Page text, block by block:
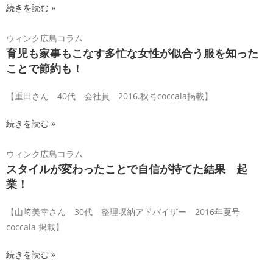
続きを読む »
ウィンク広島コラム
育児も家事もこなす多忙な女性が似合う服を知った
ことで節約も！
【重田さん 40代 会社員 2016.秋号coccala掲載】
続きを読む »
ウィンク広島コラム
スタイルが変わったことで自信が持てた結果 起
業！
【山﨑美幸さん 30代 整理収納アドバイザー 2016年夏号
coccala 掲載】
続きを読む »